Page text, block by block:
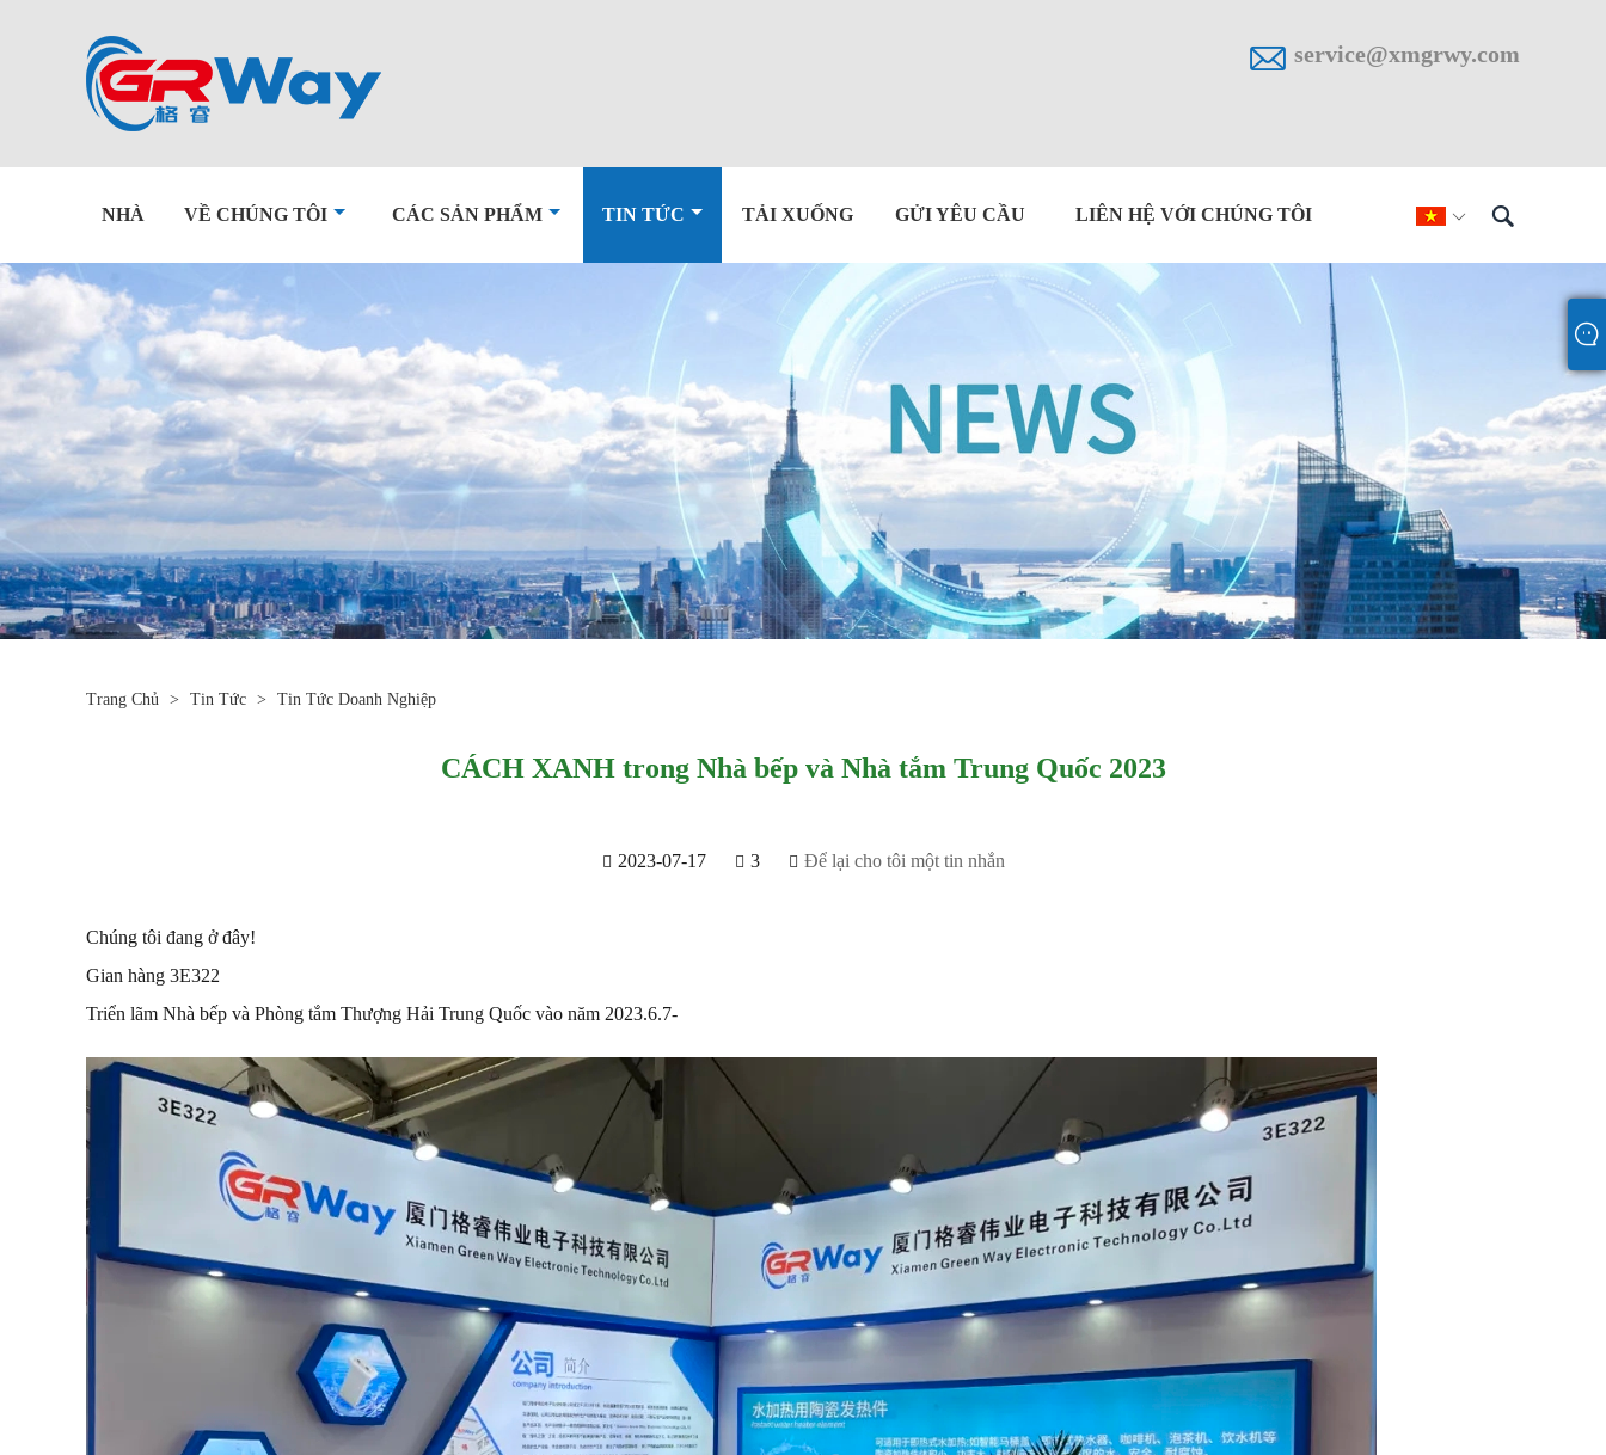
 service@xmgrwy.com
 
NHÀ VỀ CHÚNG TÔI CÁC SẢN PHẨM TIN TỨC TẢI XUỐNG GỬI YÊU CẦU LIÊN HỆ VỚI CHÚNG TÔI
Trang Chủ > Tin Tức > Tin Tức Doanh Nghiệp
CÁCH XANH trong Nhà bếp và Nhà tắm Trung Quốc 2023
2023-07-17 3 Để lại cho tôi một tin nhắn
Chúng tôi đang ở đây!
Gian hàng 3E322
Triển lãm Nhà bếp và Phòng tắm Thượng Hải Trung Quốc vào năm 2023.6.7-